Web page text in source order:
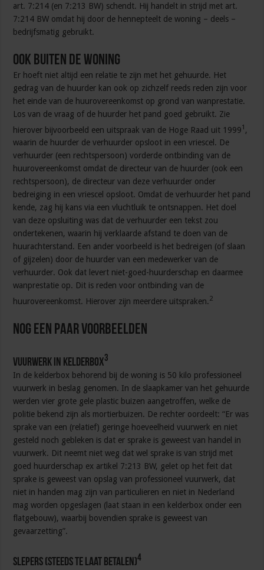
art. 7:214 (en 7:213 BW) schendt. Hij handelt in strijd met art.
7:214 BW omdat hij door de hennepteelt de woning – deels –
bedrijfsmatig gebruikt.
Ook buiten de woning
Er hoeft niet altijd een relatie te zijn met het gehuurde. Het
gedrag van de huurder kan ook op zichzelf reeds reden zijn voor
het einde van de huurovereenkomst op grond van wanprestatie.
Los van de vraag of de huurder het pand goed gebruikt. Zie
hierover bijvoorbeeld een uitspraak van de Hoge Raad uit 19991 ,
waarin de huurder de verhuurder opsloot in een vriescel. De
verhuurder (een rechtspersoon) vorderde ontbinding van de
huurovereenkomst omdat de directeur van de huurder (ook een
rechtspersoon), de directeur van deze verhuurder onder
bedreiging in een vriescel opsloot. Omdat de verhuurder het pand
kende, zag hij kans via een vluchtluik te ontsnappen. Het doel
van deze opsluiting was dat de verhuurder een tekst zou
ondertekenen, waarin hij verklaarde afstand te doen van de
huurachterstand. Een ander voorbeeld is het bedreigen (of slaan
of gijzelen) door de huurder van een medewerker van de
verhuurder. Ook dat levert niet-goed-huurderschap en daarmee
wanprestatie op. Dit is reden voor ontbinding van de
huurovereenkomst. Hierover zijn meerdere uitspraken.2
Nog een paar voorbeelden
Vuurwerk in kelderbox3
In de kelderbox behorend bij de woning is 50 kilo professioneel
vuurwerk in beslag genomen. In de slaapkamer van het gehuurde
werden vier grote gele plastic buizen aangetroffen, welke de
politie bekend zijn als mortierbuizen. De rechter oordeelt: “Er was
sprake van een (relatief) geringe hoeveelheid vuurwerk en niet
gesteld noch gebleken is dat er sprake is geweest van handel in
vuurwerk. Dit neemt niet weg dat wel sprake is van strijd met
goed huurderschap ex artikel 7:213 BW, gelet op het feit dat
sprake is geweest van opslag van professioneel vuurwerk, dat
niet in handen mag zijn van particulieren en niet in Nederland
mag worden opgeslagen (laat staan in een kelderbox onder een
flatgebouw), waarbij bovendien sprake is geweest van
gevaarzetting”.
Slepers (steeds te laat betalen)4